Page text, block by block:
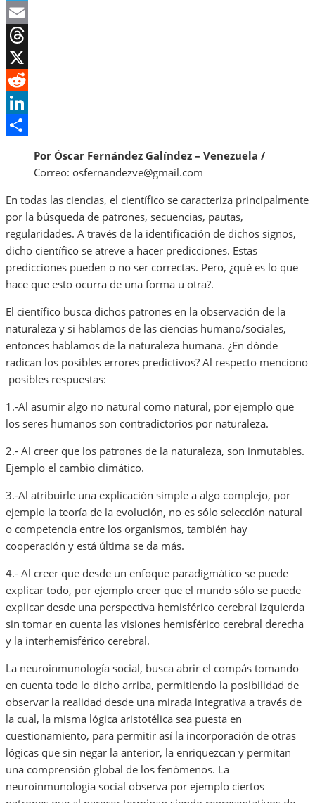
Telegram
Email
Threads
X
Reddit
LinkedIn
Por Óscar Fernández Galíndez – Venezuela /
Correo: osfernandezve@gmail.com
En todas las ciencias, el científico se caracteriza principalmente
por la búsqueda de patrones, secuencias, pautas,
regularidades. A través de la identificación de dichos signos,
dicho científico se atreve a hacer predicciones. Estas
predicciones pueden o no ser correctas. Pero, ¿qué es lo que
hace que esto ocurra de una forma u otra?.
El científico busca dichos patrones en la observación de la
naturaleza y si hablamos de las ciencias humano/sociales,
entonces hablamos de la naturaleza humana. ¿En dónde
radican los posibles errores predictivos? Al respecto menciono
posibles respuestas:
‌1.-Al asumir algo no natural como natural, por ejemplo que
los seres humanos son contradictorios por naturaleza.
‌2.- Al creer que los patrones de la naturaleza, son inmutables.
Ejemplo el cambio climático.
‌3.-Al atribuirle una explicación simple a algo complejo, por
ejemplo la teoría de la evolución, no es sólo selección natural
o competencia entre los organismos, también hay
cooperación y está última se da más.
‌4.- Al creer que desde un enfoque paradigmático se puede
explicar todo, por ejemplo creer que el mundo sólo se puede
explicar desde una perspectiva hemisférico cerebral izquierda
sin tomar en cuenta las visiones hemisférico cerebral derecha
y la interhemisférico cerebral.
La neuroinmunología social, busca abrir el compás tomando
en cuenta todo lo dicho arriba, permitiendo la posibilidad de
observar la realidad desde una mirada integrativa a través de
la cual, la misma lógica aristotélica sea puesta en
cuestionamiento, para permitir así la incorporación de otras
lógicas que sin negar la anterior, la enriquezcan y permitan
una comprensión global de los fenómenos. La
neuroinmunología social observa por ejemplo ciertos